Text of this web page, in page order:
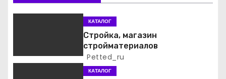
и
п
КАТАЛОГ
Стройка, магазин
стройматериалов
Petted_ru
КАТАЛОГ